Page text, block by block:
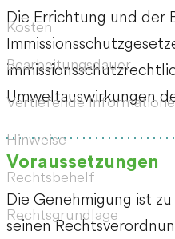
Kosten
Bearbeitungsdauer
Vertiefende
Hinweise
Rechtsbehelf
Rechtsgrundlage
Die Errichtung und der
Umweltauswirkungen
Voraussetzungen
Die Genehmigung ist
seinen